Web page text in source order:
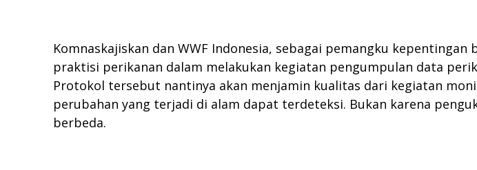
Komnaskajiskan dan WWF Indonesia, sebagai pemangku
praktisi perikanan dalam melakukan kegiatan pengumpulan data
Protokol tersebut nantinya akan menjamin kualitas dari kegiatan
perubahan yang terjadi di alam dapat terdeteksi. Bukan karena
berbeda.